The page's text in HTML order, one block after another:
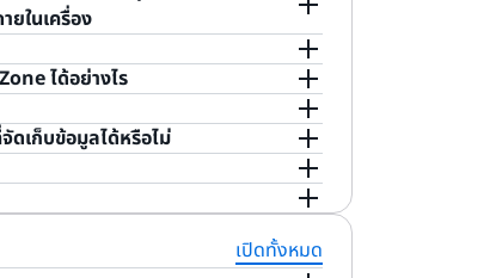
EC2), Amazon Elastic
(Amazon VPC) และอื่นๆ มีให้บริการใน
างภูมิศาสตร์ด้วยความเวลาแฝงที่ต่ำมาก
(Amazon S3) และ Amazon Aurora
ทั้ง Local Zones และ Availability
ช้งานสูงได้ทั้งสิ้น
นสิทธิประโยชน์เพิ่มเติม AWS จะ
ดภัยและการปฏิบัติตามข้อกำหนดที่คุณ
อบและควบคุมการเข้าถึงและการดำเนิน
มากขึ้นสำหรับข้อกำหนดเวลาแฝงต่ำหรือ
ไปใช้จริงแบบไฮบริด นอกจากนี้ ให้ใช้
าะจงเพื่อตอบสนองข้อกำหนดของสถาน
เองและรองรับ AWS Direct Connect
ช้ปลายทางในพื้นที่ได้ด้วยการสื่อสารที่มี
ในเครื่อง
เพื่อสนับสนุนแอปพลิเคชันที่มีเวลาแฝงต่ำ
ใช้ที่ใด
องค์กรเนื่องจากความต้องการด้าน
บส่วนที่เหลือของเวิร์กโหลดอื่น ๆ ของตน
ะมวลผลและจัดเก็บข้อมูลกำหนดค่าได้
อย่างราบรื่น
น่งที่ตั้งของ AWS Local Zoneและคู่มือ
ได้อย่างไร
ะจงในรีเจี้ยนหลัก Availability Zone
Zone เช่น การเรียกใช้ API คุณ
รถใช้ได้จาก AWS API และ CLI
บประเภทอินสแตนซ์และบริการที่นำเสนอ
ากนี้ คุณยังสามารถใช้ส่วนประเภทอินส
APIเพื่อค้นหาและเปรียบเทียบ
ดเก็บข้อมูลได้หรือไม่
Local Zone รวมถึงสถานที่จัดเก็บ
ในเครื่อง เช่น Amazon EBS และ
Zones ที่กำหนดไว้ สำหรับรายการ
เอียด Local Zone
โหลดที่ยืดหยุ่นใน Local Zone:ของรีเจี้ยน
เปิดทั้งหมด